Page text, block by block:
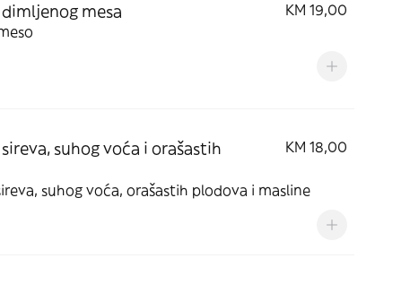
mesa
KM 19,00
suhog voća i orašastih
KM 18,00
suhog voća, orašastih plodova i masline